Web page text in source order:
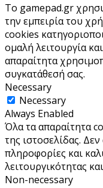
Το gamepad.gr
την εμπειρία του
cookies
ομαλή λειτουργία
απαραίτητα
συγκατάθεσή σας.
Necessary
Necessary
Always Enabled
Όλα τα απαραίτητα
της ιστοσελίδας.
πληροφορίες και
λειτουργικότητας
Non-necessary